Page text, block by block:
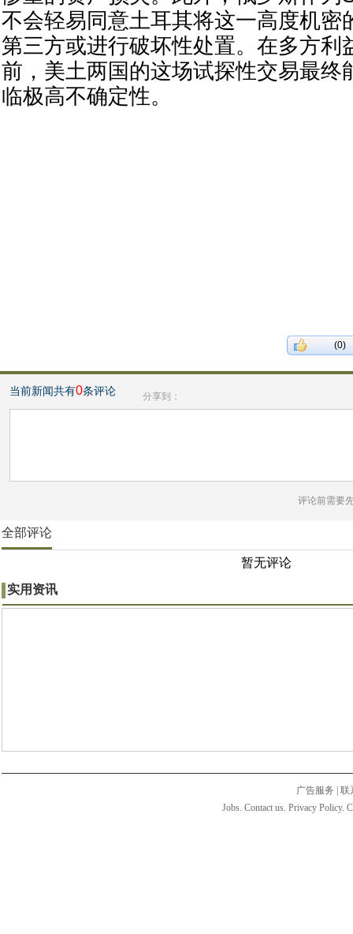
不会轻易同意土耳其将这一高度机密
第三方或进行破坏性处置。在多方利
前，美土两国的这场试探性交易最终
临极高不确定性。
(0)
当前新闻共有0条评论 分享到：
评论前需要
全部评论
暂无评论
实用资讯
广告服务
联
Jobs. Contact us. Privacy Policy.